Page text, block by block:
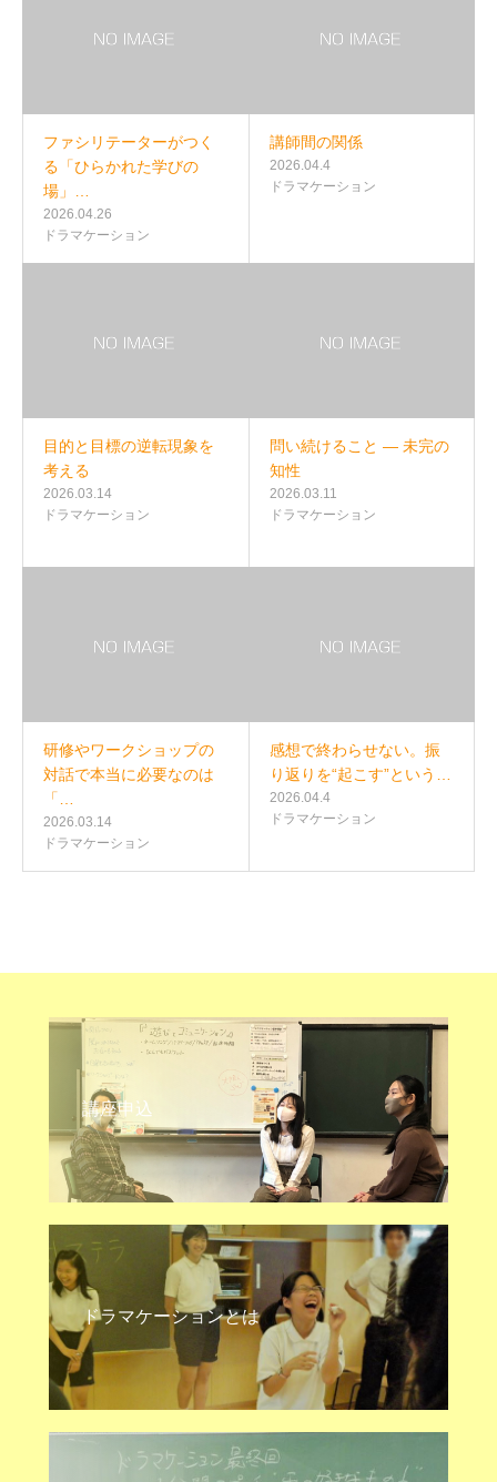
ファシリテーターがつく
る「ひらかれた学びの
場」…
2026.04.26
ドラマケーション
講師間の関係
2026.04.4
ドラマケーション
目的と目標の逆転現象を
考える
2026.03.14
ドラマケーション
問い続けること — 未完の
知性
2026.03.11
ドラマケーション
研修やワークショップの
対話で本当に必要なのは
「…
2026.03.14
ドラマケーション
感想で終わらせない。振
り返りを“起こす”という…
2026.04.4
ドラマケーション
講座申込
ドラマケーションとは